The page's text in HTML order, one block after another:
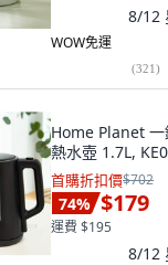
8/12
WOW免運
(321)
Home Planet
熱水壺 1.7L,
首購折扣價$702
74% $179
運費 $195
8/12